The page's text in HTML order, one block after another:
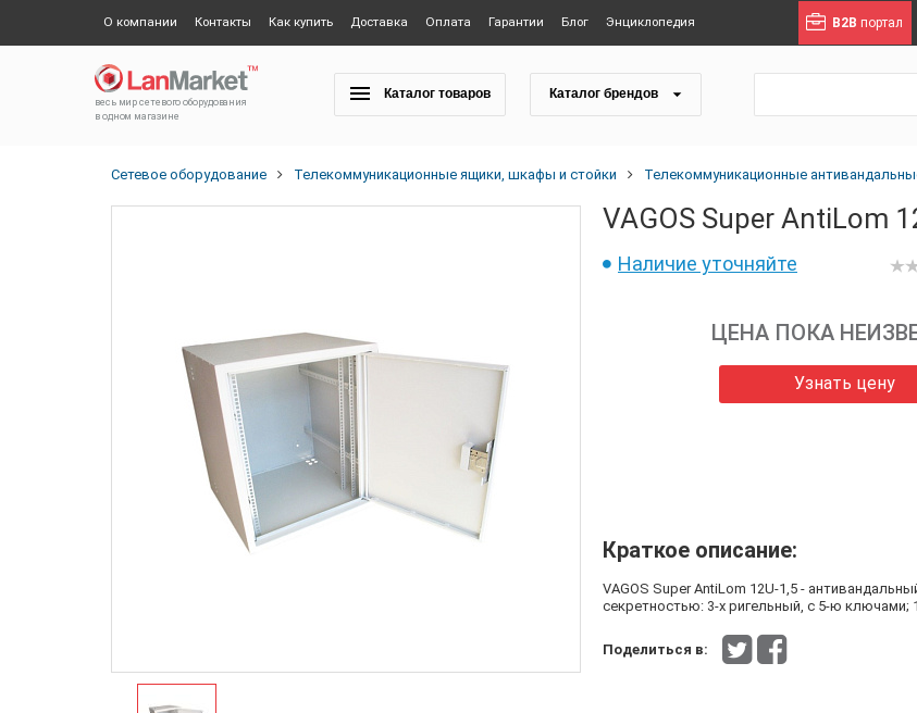
О компании Контакты Как купить Доставка Оплата Гарантии Блог Энциклопедия B2B портал
весь мир сетевого оборудования
в одном магазине
Каталог товаров Каталог брендов
Сетевое оборудование Телекоммуникационные ящики, шкафы и стойки Телекоммуникационные
VAGOS Super AntiLom
Наличие уточняйте
ЦЕНА ПОКА
Узнать цену
Краткое описание:
VAGOS Super AntiLom 12U-1,5 -
секретностью: 3-х ригельный, с 5-ю
Поделиться в: